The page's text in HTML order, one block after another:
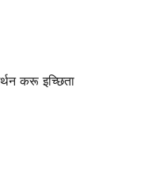
करू इच्छिता